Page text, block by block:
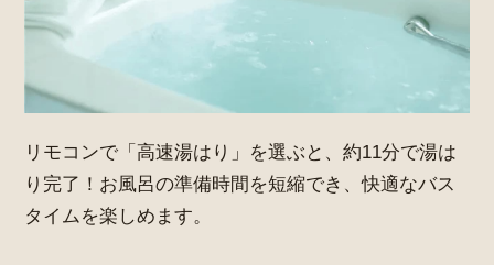
リモコンで「高速湯はり」を選ぶと、約11分で湯は
り完了！お風呂の準備時間を短縮でき、快適なバス
タイムを楽しめます。